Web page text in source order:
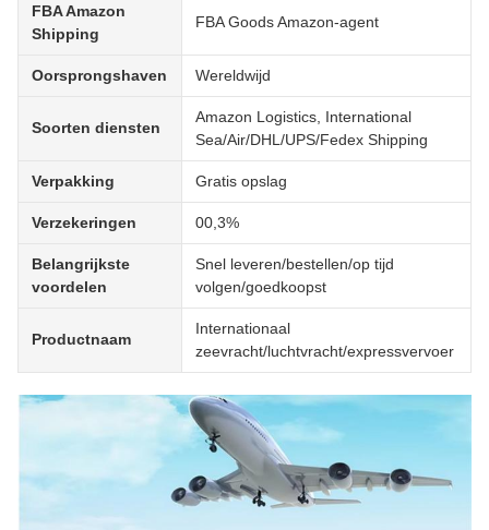
FBA Amazon
Shipping
FBA Goods Amazon-agent
Oorsprongshaven Wereldwijd
Soorten diensten
Amazon Logistics, International
Sea/Air/DHL/UPS/Fedex Shipping
Verpakking Gratis opslag
Verzekeringen 00,3%
Belangrijkste
voordelen
Snel leveren/bestellen/op tijd
volgen/goedkoopst
Productnaam
Internationaal
zeevracht/luchtvracht/expressvervoer